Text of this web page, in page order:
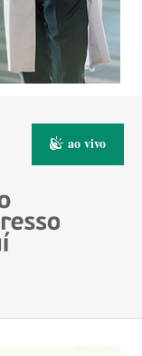
ao vivo